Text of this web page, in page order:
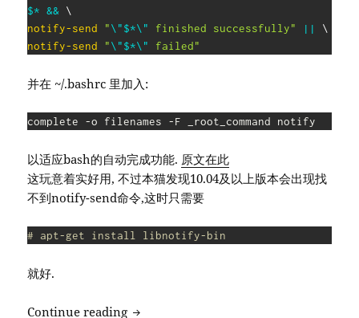
$* &&
\
notify-send
"\"$*\" finished successfully" ||
\
notify-send
"\"$*\" failed"
并在 ~/.bashrc 里加入:
complete -o filenames -F _root_command notify
以适应bash的自动完成功能. 原文在此
这玩意着实好用, 不过本猫发现10.04及以上版本会出现找
不到notify-send命令,这时只需要
# apt-get install libnotify-bin
就好.
Continue reading 继续我的Ubuntu之旅 (2)